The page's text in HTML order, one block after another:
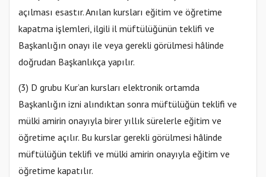
açılması esastır. Anılan kursları eğitim ve öğretime
kapatma işlemleri, ilgili il müftülüğünün teklifi ve
Başkanlığın onayı ile veya gerekli görülmesi hâlinde
doğrudan Başkanlıkça yapılır.
(3) D grubu Kur’an kursları elektronik ortamda
Başkanlığın izni alındıktan sonra müftülüğün teklifi ve
mülki amirin onayıyla birer yıllık sürelerle eğitim ve
öğretime açılır. Bu kurslar gerekli görülmesi hâlinde
müftülüğün teklifi ve mülki amirin onayıyla eğitim ve
öğretime kapatılır.